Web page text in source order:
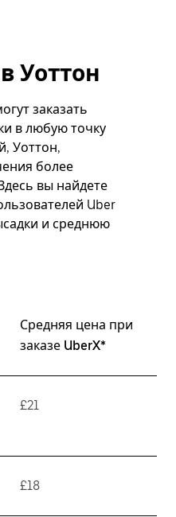
Уоттон
заказать
в любую точку
Уоттон,
более
вы найдете
Uber
и среднюю
Средняя цена при
заказе UberX*
£21
£18